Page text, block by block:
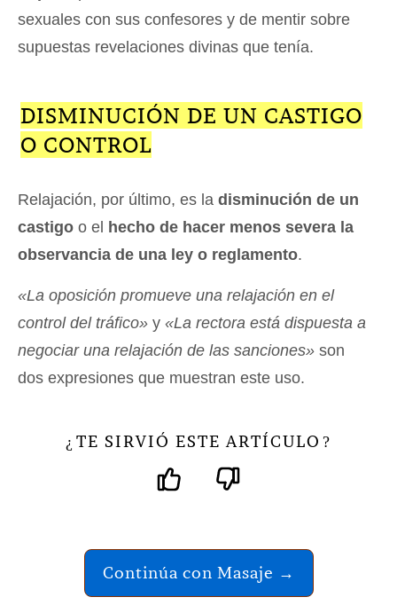
sexuales con sus confesores y de mentir sobre
supuestas revelaciones divinas que tenía.
DISMINUCIÓN DE UN CASTIGO
O CONTROL
Relajación, por último, es la disminución de un
castigo o el hecho de hacer menos severa la
observancia de una ley o reglamento.
«La oposición promueve una relajación en el
control del tráfico» y «La rectora está dispuesta a
negociar una relajación de las sanciones» son
dos expresiones que muestran este uso.
¿ TE SIRVIÓ ESTE ARTÍCULO ?
Continúa con Masaje →